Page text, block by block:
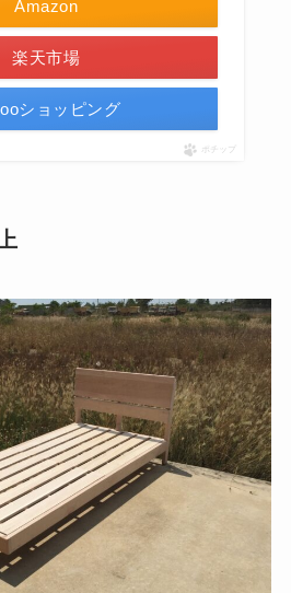
Amazon
楽天市場
ショッピング
ポチップ